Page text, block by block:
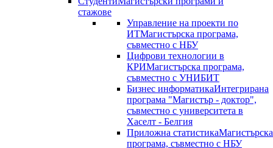
стажове
Управление на проекти по
ИТМагистърска програма,
съвместно с НБУ
Цифрови технологии в
КРИМагистърска програма,
съвместно с УНИБИТ
Бизнес информатикаИнтегрирана
програма "Магистър - доктор",
съвместно с университета в
Хаселт - Белгия
Приложна статистикаМагистърска
програма, съвместно с НБУ